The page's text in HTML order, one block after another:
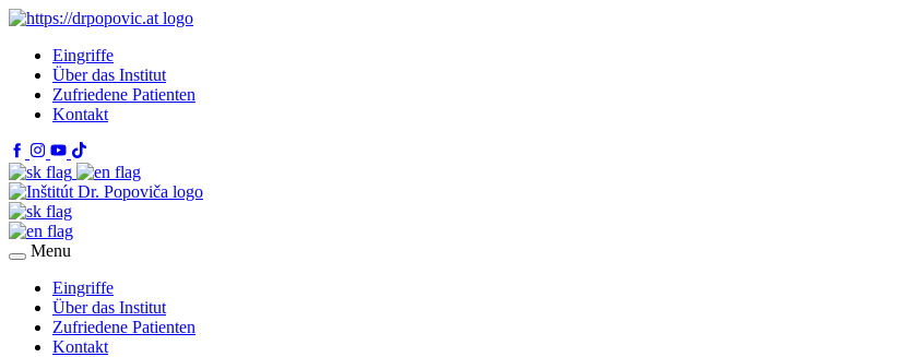
Eingriffe
Über das Institut
Zufriedene Patienten
Kontakt
Menu
Eingriffe
Über das Institut
Zufriedene Patienten
Kontakt